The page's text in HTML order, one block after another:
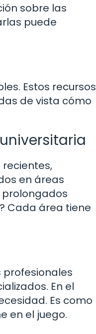
sobre las
puede
Estos recursos
de vista cómo
en áreas
prolongados
Cada área tiene
profesionales
En el
Es como
en el juego.